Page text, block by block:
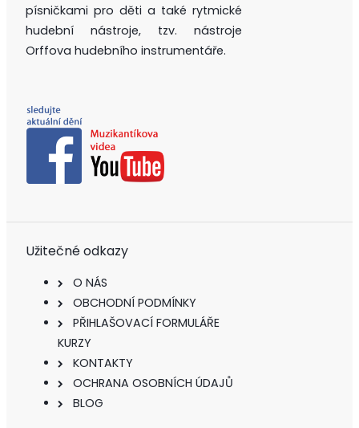
písničkami pro děti a také rytmické
hudební nástroje, tzv. nástroje
Orffova hudebního instrumentáře.
Užitečné odkazy
O NÁS
OBCHODNÍ PODMÍNKY
PŘIHLAŠOVACÍ FORMULÁŘE
KURZY
KONTAKTY
OCHRANA OSOBNÍCH ÚDAJŮ
BLOG